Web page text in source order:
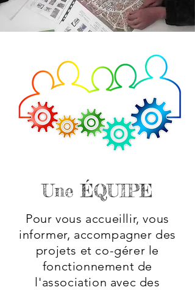
Une ÉQUIPE
Pour vous accueillir, vous
informer, accompagner des
projets et co-gérer le
fonctionnement de
l'association avec des